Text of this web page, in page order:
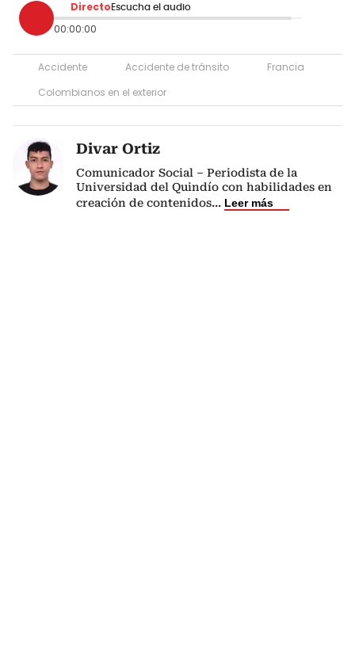
Directo Escucha el audio
00:00:00
Accidente Accidente de tránsito
Francia
Colombianos en el exterior
Divar Ortiz
Comunicador Social – Periodista de la
Universidad del Quindío con habilidades en
creación de contenidos... Leer más